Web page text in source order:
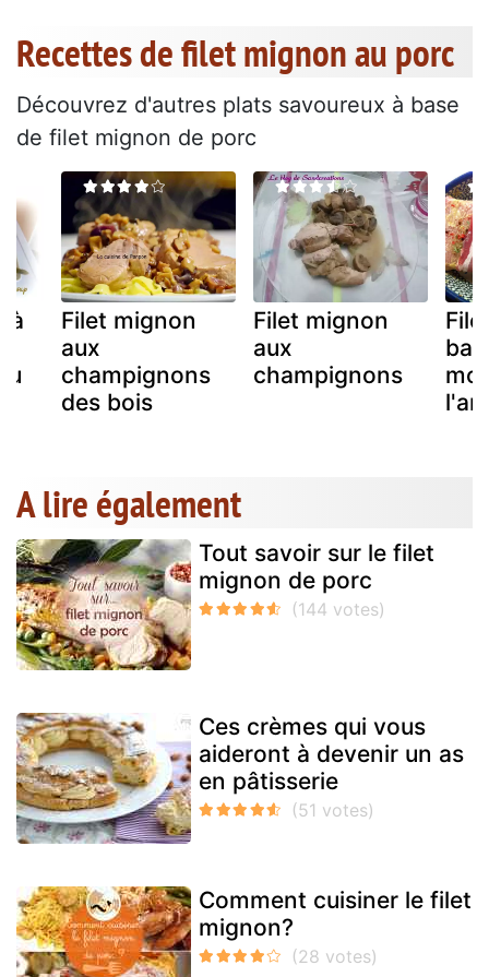
Recettes de filet mignon au porc
Découvrez d'autres plats savoureux à base
de filet mignon de porc
à
Filet mignon
aux
champignons
des bois
Filet mignon
aux
champignons
A lire également
Tout savoir sur le filet
mignon de porc
Ces crèmes qui vous
aideront à devenir un as
en pâtisserie
Comment cuisiner le filet
mignon?